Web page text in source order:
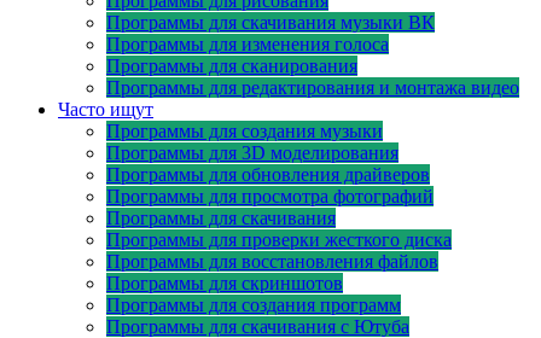
Программы для скачивания музыки ВК
Программы для изменения голоса
Программы для сканирования
Программы для редактирования и монтажа видео
Часто ищут
Программы для создания музыки
Программы для 3D моделирования
Программы для обновления драйверов
Программы для просмотра фотографий
Программы для скачивания
Программы для проверки жесткого диска
Программы для восстановления файлов
Программы для скриншотов
Программы для создания программ
Программы для скачивания с Ютуба